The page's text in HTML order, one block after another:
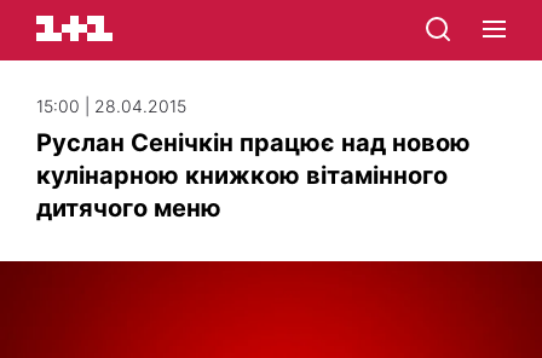
15:00 | 28.04.2015
Руслан Сенічкін працює над новою
кулінарною книжкою вітамінного
дитячого меню